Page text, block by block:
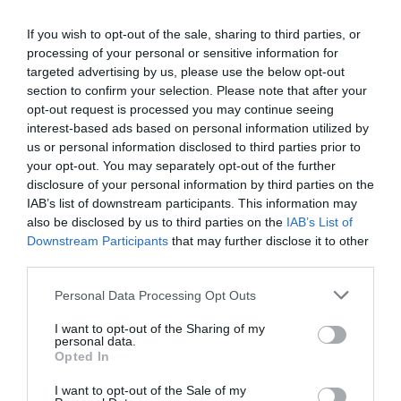
If you wish to opt-out of the sale, sharing to third parties, or
processing of your personal or sensitive information for
targeted advertising by us, please use the below opt-out
section to confirm your selection. Please note that after your
opt-out request is processed you may continue seeing
interest-based ads based on personal information utilized by
us or personal information disclosed to third parties prior to
your opt-out. You may separately opt-out of the further
disclosure of your personal information by third parties on the
IAB’s list of downstream participants. This information may
also be disclosed by us to third parties on the IAB’s List of
Downstream Participants that may further disclose it to other
Personal Data Processing Opt Outs
I want to opt-out of the Sharing of my
personal data.
Opted In
I want to opt-out of the Sale of my
seulement pour l’ancien président du conseil
consultatif du parti, Abderrahmane Saïdi), opté pour la
ligne radicale, prônant la rupture totale avec le
pouvoir. Et le symbole de ce courant est bien sûr
Abderrazak Mokri qui ne cesse, depuis quelques
années déjà, d’œuvrer pour le retour à la ligne
originelle du MSP », ajoute le journal. « Il serait même
à l’origine du divorce du parti d’avec l’Alliance
présidentielle (RND, FLN et MSP) créée à la veille de
principale du Printemps arabe
Watan dans un éditorial.